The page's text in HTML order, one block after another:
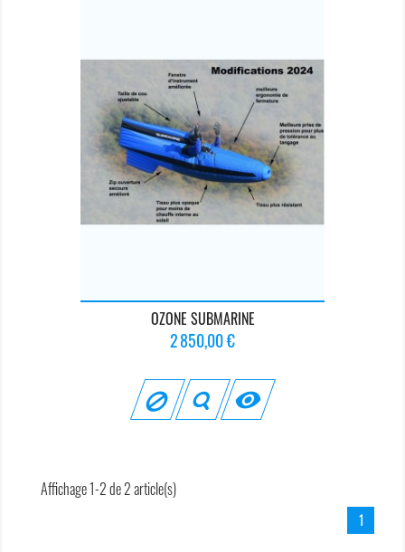
OZONE SUBMARINE
Prix
2 850,00 €

Affichage 1-2 de 2 article(s)
1